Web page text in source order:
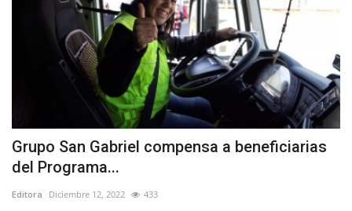
Tribunales
Política
Espectáculos
Grupo San Gabriel compensa a beneficiarias
del Programa...
Editora Diciembre 12, 2022 433